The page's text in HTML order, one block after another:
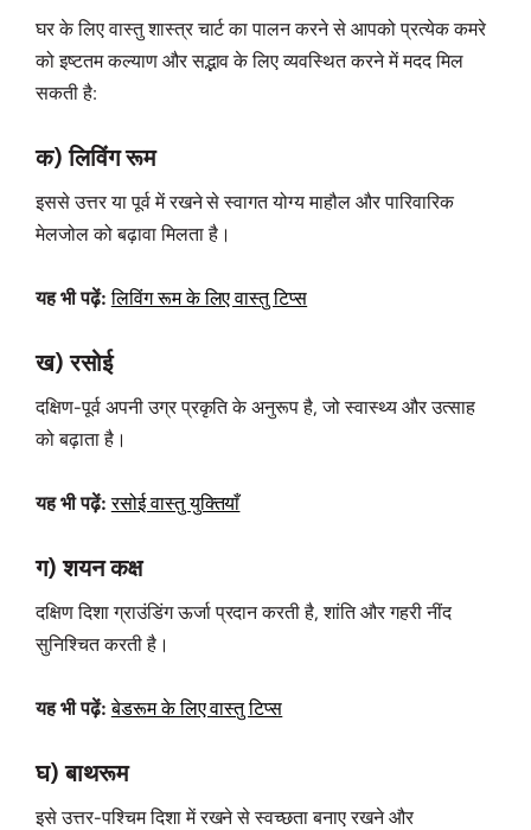
घर के लिए वास्तु शास्त्र चार्ट का पालन करने से आपको प्रत्येक कमरे
को इष्टतम कल्याण और सद्भाव के लिए व्यवस्थित करने में मदद मिल
सकती है:
क) लिविंग रूम
इससे उत्तर या पूर्व में रखने से स्वागत योग्य माहौल और पारिवारिक
मेलजोल को बढ़ावा मिलता है।
यह भी पढ़ें: लिविंग रूम के लिए वास्तु टिप्स
ख) रसोई
दक्षिण-पूर्व अपनी उग्र प्रकृति के अनुरूप है, जो स्वास्थ्य और उत्‍साह
को बढ़ाता है।
यह भी पढ़ें: रसोई वास्तु युक्तियाँ
ग) शयन कक्ष
दक्षिण दिशा ग्राउंडिंग ऊर्जा प्रदान करती है, शांति और गहरी नींद
सुनिश्चित करती है।
यह भी पढ़ें: बेडरूम के लिए वास्तु टिप्स
घ) बाथरूम
इसे उत्तर-पश्चिम दिशा में रखने से स्वच्छता बनाए रखने और